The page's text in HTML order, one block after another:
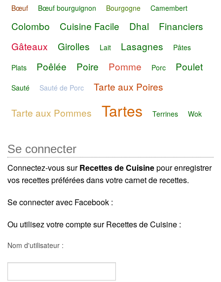
Bœuf Bœuf bourguignon Bourgogne Camembert
Colombo Cuisine Facile Dhal
Financiers
Gâteaux
Girolles Lait Lasagnes Pâtes
Plats Poêlée Poire Pomme Porc Poulet
Sauté Sauté de Porc
Tarte aux Poires
Tarte aux Pommes
Tartes Terrines Wok
Se connecter
Connectez-vous surRecettes de Cuisinepour enregistrer
vos recettes préférées dans votre carnet de recettes.
Se connecter avec Facebook :
Ou utilisez votre compte sur Recettes de Cuisine :
Nom d'utilisateur :